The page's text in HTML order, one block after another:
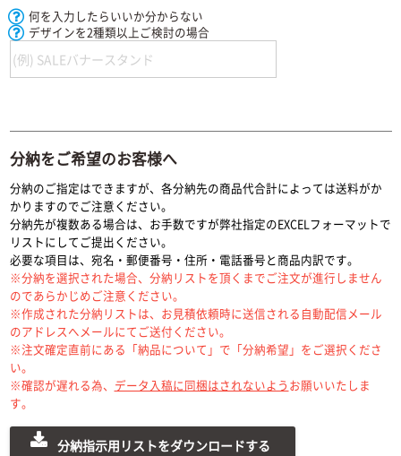
何を入力したらいいか分からない
デザインを2種類以上ご検討の場合
分納をご希望のお客様へ
分納のご指定はできますが、各分納先の商品代合計によっては送料がか
かりますのでご注意ください。
分納先が複数ある場合は、お手数ですが弊社指定のEXCELフォーマットで
リストにしてご提出ください。
必要な項目は、宛名・郵便番号・住所・電話番号と商品内訳です。
※分納を選択された場合、分納リストを頂くまでご注文が進行しません
のであらかじめご注意ください。
※作成された分納リストは、お見積依頼時に送信される自動配信メール
のアドレスへメールにてご送付ください。
※注文確定直前にある「納品について」で「分納希望」をご選択くださ
い。
※確認が遅れる為、 データ入稿に同梱はされないよう お願いいたしま
す。
分納指示用リストをダウンロードする